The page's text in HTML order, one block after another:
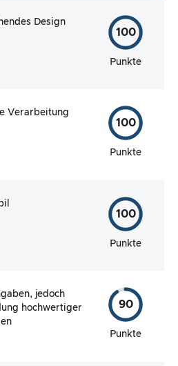
Design
100
Punkte
Verarbeitung
100
Punkte
100
Punkte
jedoch
hochwertiger
90
Punkte